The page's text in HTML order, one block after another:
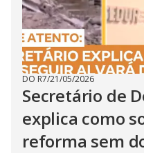
DO R7/21/05/2026
Secretário de
explica como
reforma sem